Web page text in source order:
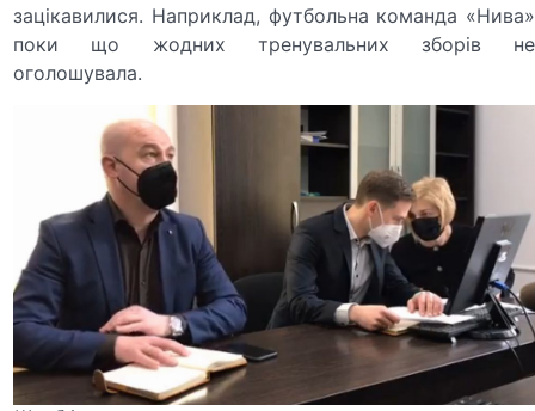
зацікавилися. Наприклад, футбольна команда «Нива»
поки що жодних тренувальних зборів не
оголошувала.